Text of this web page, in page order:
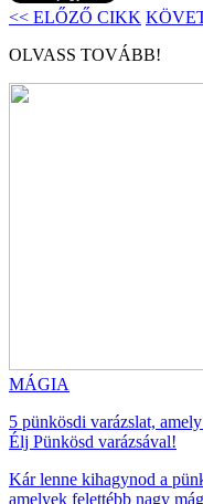
<< ELŐZŐ CIKK
OLVASS TOVÁBB!
MÁGIA
5 pünkösdi varázslat,
Élj Pünkösd varázsával!
Kár lenne kihagynod a
amelyek felettébb nagy